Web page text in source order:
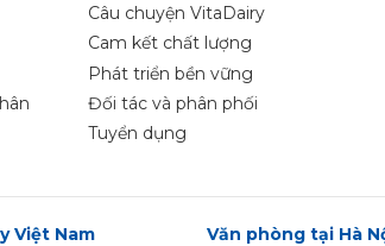
Câu chuyện VitaDairy
Cam kết chất lượng
Phát triển bền vững
Đối tác và phân phối
Tuyển dụng
Việt Nam
Văn phòng tại Hà